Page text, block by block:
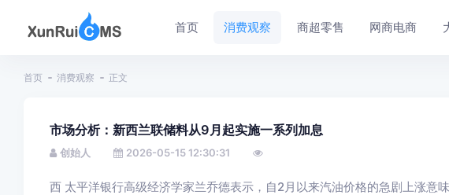
首页 消费观察 商超零售 网商电商
首页 消费观察 正文
市场分析：新西兰联储料从9月起实施一系列加息
创始人 2026-05-15 12:30:31
西 太平洋银行高级经济学家兰乔德表示，自2月以来汽油价格的急剧上涨意